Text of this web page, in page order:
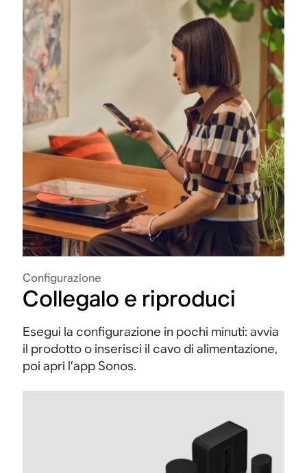
Configurazione
Collegalo e riproduci
Esegui la configurazione in pochi minuti: avvia
il prodotto o inserisci il cavo di alimentazione,
poi apri l’app Sonos.